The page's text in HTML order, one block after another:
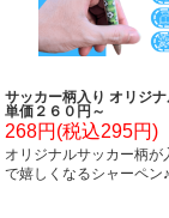
サッカー柄入り オリジ
単価２６０円～
268円(税込295円)
オリジナルサッカー柄が
で嬉しくなるシャーペン♪